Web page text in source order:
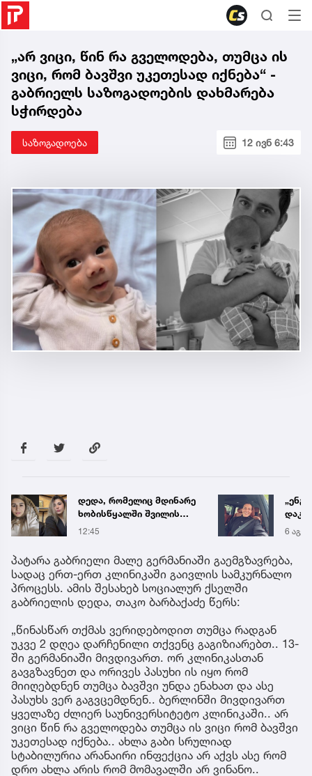
„არ ვიცი, წინ რა გველოდება, თუმცა ის
ვიცი, რომ ბავშვი უკეთესად იქნება“ -
გაბრიელს საზოგადოების დახმარება
სჭირდება
საზოგადოება 12 ივნ 6:43
„ენგურთან
დაკავშირებით მინდა
ვთქვა...“ - გოგა მანიას
წინასწარმეტყველება
6 აგვ 19:34
ნია
12:56
პატარა გაბრიელი მალე გერმანიაში გაემგზავრება,
სადაც ერთ-ერთ კლინიკაში გაივლის სამკურნალო
პროცესს. ამის შესახებ სოციალურ ქსელში
გაბრიელის დედა, თაკო ბარბაქაძე წერს:
„წინასწარ თქმას ვერიდებოდით თუმცა რადგან
უკვე 2 დღეა დარჩენილი თქვენც გაგიზიარებთ.. 13-
ში გერმანიაში მივდივართ. ორ კლინიკასთან
გავგზავნეთ და ორივეს პასუხი ის იყო რომ
მიიღებდნენ თუმცა ბავშვი უნდა ენახათ და ასე
პასუხს ვერ გაგვცემდნენ.. ბერლინში მივდივართ
ყველაზე ძლიერ საუნივერსიტეტო კლინიკაში.. არ
ვიცი წინ რა გველოდება თუმცა ის ვიცი რომ ბავშვი
უკეთესად იქნება.. ახლა გაბი სრულიად
სტაბილურია არანაირი ინფექცია არ აქვს ასე რომ
დრო ახლა არის რომ მომავალში არ ვინანო..